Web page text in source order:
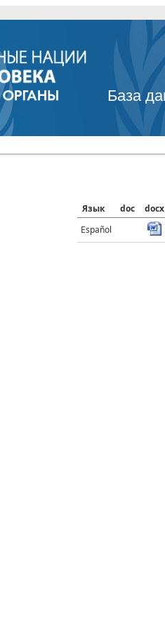
База
Язык doc docx
Español